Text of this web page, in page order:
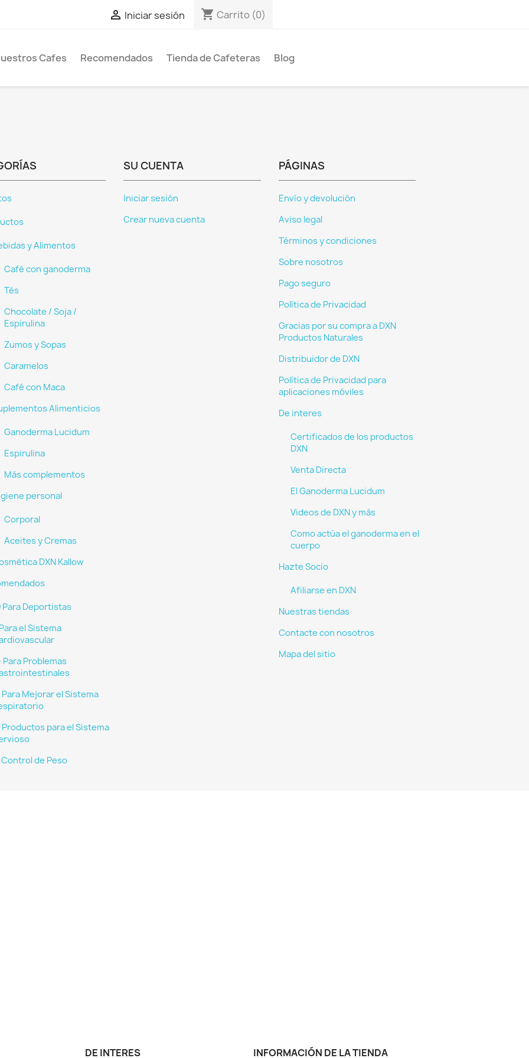
 Iniciar sesión shopping_cart Carrito (0)
Cafes Recomendados Tienda de Cafeteras Blog
y Alimentos
Café con ganoderma
Tés
Chocolate / Soja /
Espirulina
Zumos y Sopas
Caramelos
Café con Maca
Alimenticios
Ganoderma Lucidum
Espirulina
Más complementos
personal
Corporal
Aceites y Cremas
DXN Kallow
Para Deportistas
el Sistema
Problemas
Para Mejorar el Sistema
para el Sistema
de Peso
SU CUENTA
Iniciar sesión
Crear nueva cuenta
PÁGINAS
Envío y devolución
Aviso legal
Términos y condiciones
Sobre nosotros
Pago seguro
Política de Privacidad
Gracias por su compra a DXN
Productos Naturales
Distribuidor de DXN
Política de Privacidad para
aplicaciones móviles
De interes
Certificados de los productos
DXN
Venta Directa
El Ganoderma Lucidum
Videos de DXN y más
Como actúa el ganoderma en el
cuerpo
Hazte Socio
Afiliarse en DXN
Nuestras tiendas
Contacte con nosotros
Mapa del sitio
DE INTERES INFORMACIÓN DE LA TIENDA